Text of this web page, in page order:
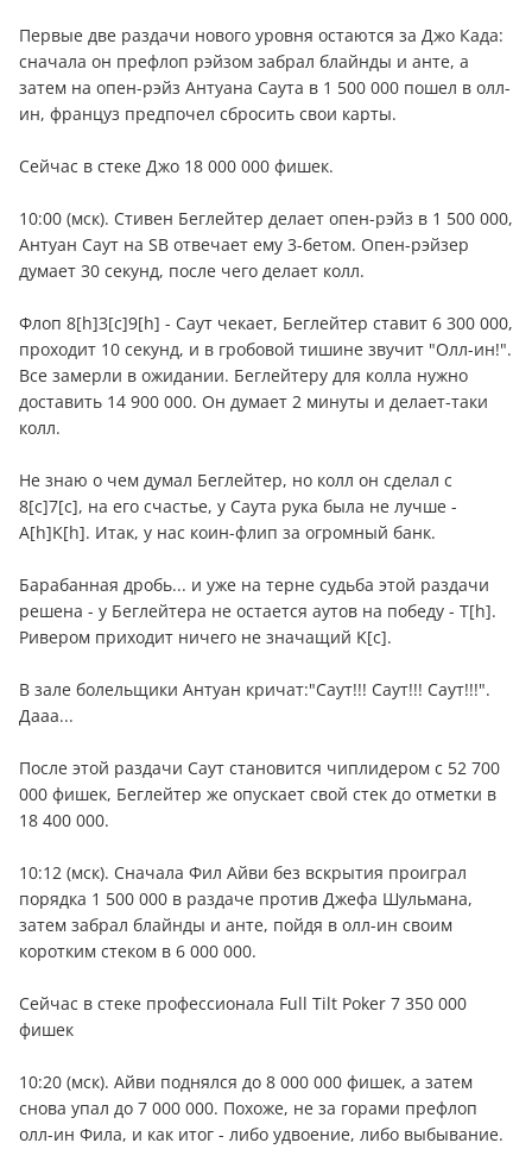
Первые две раздачи нового уровня остаются за Джо Када:
сначала он префлоп рэйзом забрал блайнды и анте, а
затем на опен-рэйз Антуана Саута в 1 500 000 пошел в олл-
ин, француз предпочел сбросить свои карты.
Сейчас в стеке Джо 18 000 000 фишек.
10:00 (мск). Стивен Беглейтер делает опен-рэйз в 1 500 000,
Антуан Саут на SB отвечает ему 3-бетом. Опен-рэйзер
думает 30 секунд, после чего делает колл.
Флоп 8[h]3[c]9[h] - Саут чекает, Беглейтер ставит 6 300 000,
проходит 10 секунд, и в гробовой тишине звучит "Олл-ин!".
Все замерли в ожидании. Беглейтеру для колла нужно
доставить 14 900 000. Он думает 2 минуты и делает-таки
колл.
Не знаю о чем думал Беглейтер, но колл он сделал с
8[c]7[c], на его счастье, у Саута рука была не лучше -
A[h]K[h]. Итак, у нас коин-флип за огромный банк.
Барабанная дробь... и уже на терне судьба этой раздачи
решена - у Беглейтера не остается аутов на победу - Т[h].
Ривером приходит ничего не значащий K[с].
В зале болельщики Антуан кричат:"Саут!!! Саут!!! Саут!!!".
Дааа...
После этой раздачи Саут становится чиплидером с 52 700
000 фишек, Беглейтер же опускает свой стек до отметки в
18 400 000.
10:12 (мск). Сначала Фил Айви без вскрытия проиграл
порядка 1 500 000 в раздаче против Джефа Шульмана,
затем забрал блайнды и анте, пойдя в олл-ин своим
коротким стеком в 6 000 000.
Сейчас в стеке профессионала Full Tilt Poker 7 350 000
фишек
10:20 (мск). Айви поднялся до 8 000 000 фишек, а затем
снова упал до 7 000 000. Похоже, не за горами префлоп
олл-ин Фила, и как итог - либо удвоение, либо выбывание.